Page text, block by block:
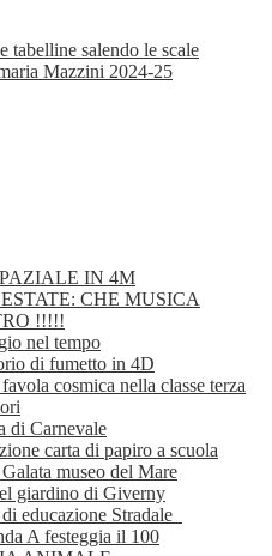
tabelline salendo le scale
Mazzini 2024-25
IN 4M
CHE MUSICA
!!!!!
nel tempo
di fumetto in 4D
cosmica nella classe terza
di Carnevale
carta di papiro a scuola
museo del Mare
giardino di Giverny
educazione Stradale
A festeggia il 100